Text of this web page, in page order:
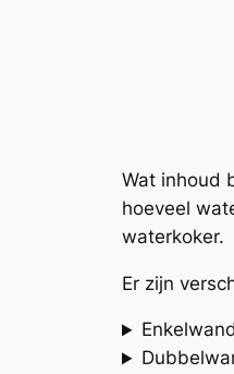
Wat inhoud
hoeveel
waterkoker.
Er zijn